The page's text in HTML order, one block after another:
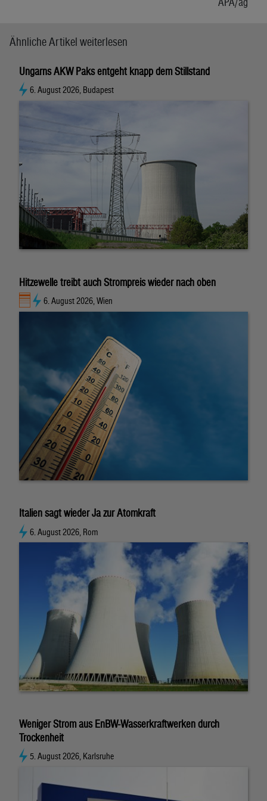
Ähnliche Artikel weiterlesen
Ungarns AKW Paks entgeht knapp dem Stillstand
6. August 2026, Budapest
Hitzewelle treibt auch Strompreis wieder nach oben
6. August 2026, Wien
Italien sagt wieder Ja zur Atomkraft
6. August 2026, Rom
Weniger Strom aus EnBW-Wasserkraftwerken durch
Trockenheit
5. August 2026, Karlsruhe